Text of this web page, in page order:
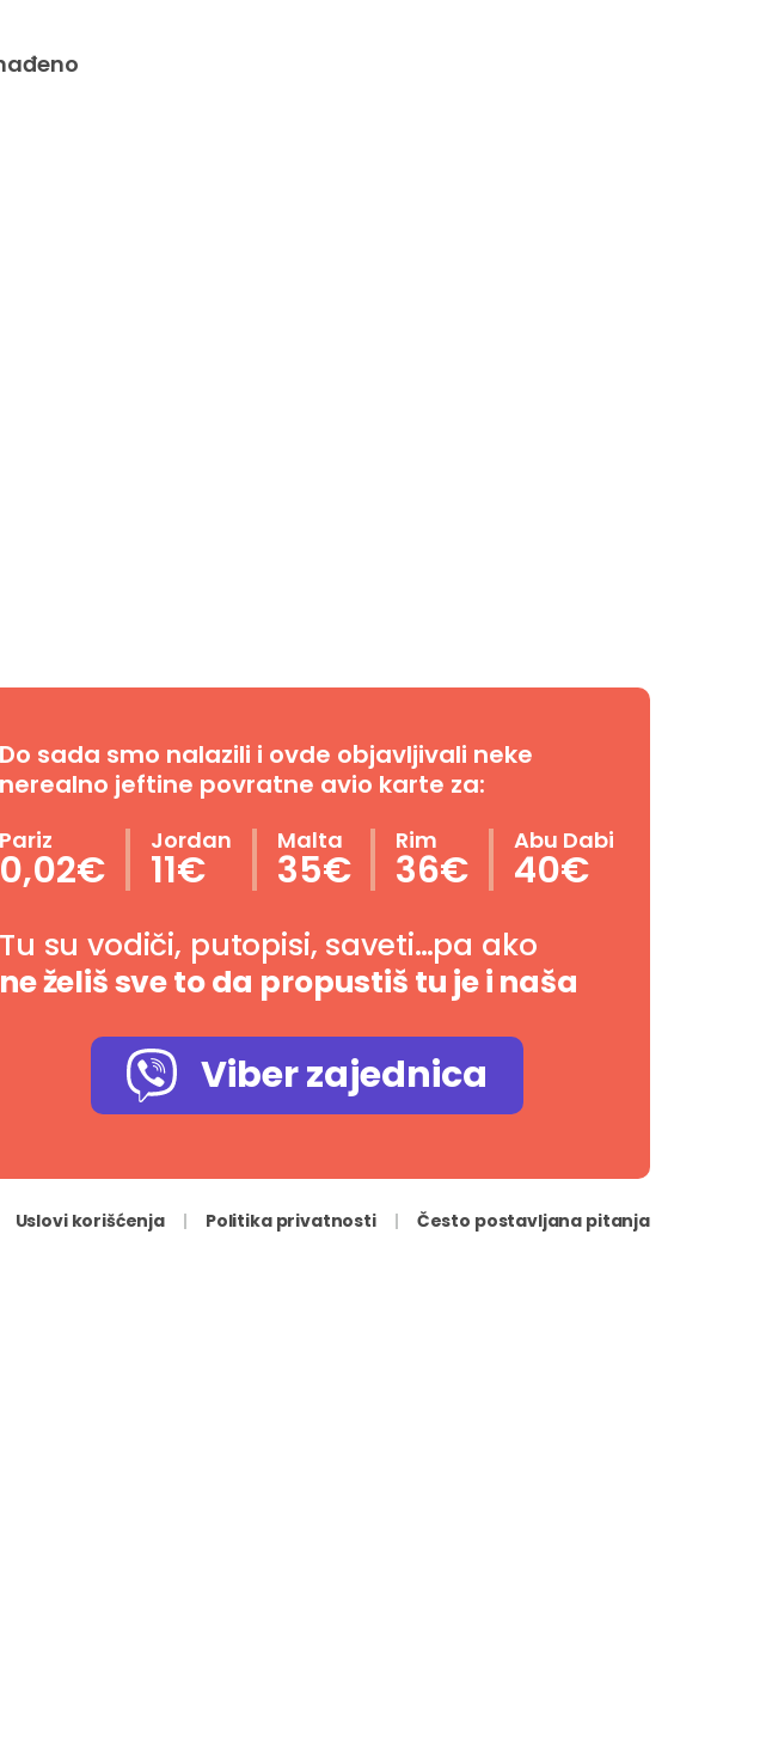
Do sada smo nalazili i ovde objavljivali neke
nerealno jeftine povratne avio karte za:
Pariz
0,02€
Jordan
11€
Malta
35€
Rim
36€
Abu Dabi
40€
Tu su vodiči, putopisi, saveti…pa ako
ne želiš sve to da propustiš tu je i naša
Viber zajednica
Uslovi korišćenja Politika privatnosti Često postavljana pitanja